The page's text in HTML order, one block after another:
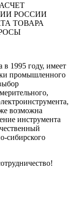
РОССИИ
ТОВАРА
1995 году, имеет
промышленного
возможна
инструмента
сибирского